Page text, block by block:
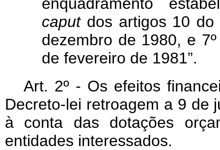
caputdos artigos 10 do
dezembro de 1980, e
de fevereiro de 1981”.
Art. 2º - Os efeitos
Decreto-lei retroagem a 9 de
à conta das dotações
entidades interessados.